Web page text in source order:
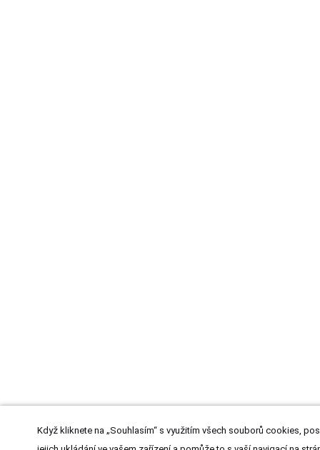
Když kliknete na „Souhlasím“ s využitím všech souborů cookies,